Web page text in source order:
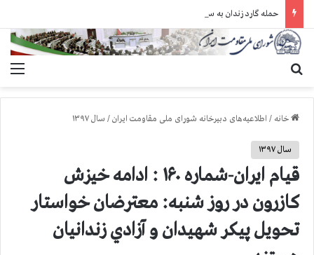
خانه / اطلاعیه‌های دبیرخانه شورای ملی مقاومت ایران/ سال ۱۳۹۷
سال ۱۳۹۷
قیام ایران-شماره ۱۶۰ : ادامه خيزش
کازرون در روز شنبه: معترضان خواستار
تحویل پیکر شهیدان و آزادي زندانيان